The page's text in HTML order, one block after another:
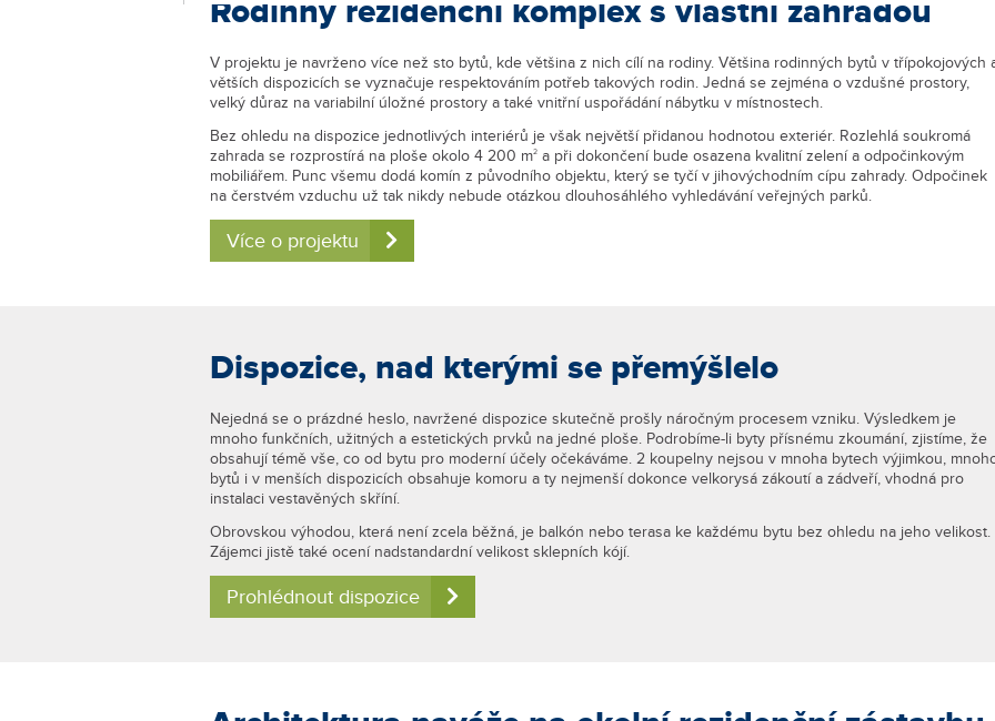
Rodinný rezidenční komplex s vlastní zahradou
V projektu je navrženo více než sto bytů, kde většina z nich cílí na rodiny. Většina rodinných bytů v třípokojových
větších dispozicích se vyznačuje respektováním potřeb takových rodin. Jedná se zejména o vzdušné prostory,
velký důraz na variabilní úložné prostory a také vnitřní uspořádání nábytku v místnostech.
Bez ohledu na dispozice jednotlivých interiérů je však největší přidanou hodnotou exteriér. Rozlehlá soukromá
zahrada se rozprostírá na ploše okolo 4 200 m2a při dokončení bude osazena kvalitní zelení a odpočinkovým
mobiliářem. Punc všemu dodá komín z původního objektu, který se tyčí v jihovýchodním cípu zahrady. Odpočinek
na čerstvém vzduchu už tak nikdy nebude otázkou dlouhosáhlého vyhledávání veřejných parků.
Více o projektu
Dispozice, nad kterými se přemýšlelo
Nejedná se o prázdné heslo, navržené dispozice skutečně prošly náročným procesem vzniku. Výsledkem je
mnoho funkčních, užitných a estetických prvků na jedné ploše. Podrobíme-li byty přísnému zkoumání, zjistíme, že
obsahují témě vše, co od bytu pro moderní účely očekáváme. 2 koupelny nejsou v mnoha bytech výjimkou,
bytů i v menších dispozicích obsahuje komoru a ty nejmenší dokonce velkorysá zákoutí a zádveří, vhodná pro
instalaci vestavěných skříní.
Obrovskou výhodou, která není zcela běžná, je balkón nebo terasa ke každému bytu bez ohledu na jeho velikost.
Zájemci jistě také ocení nadstandardní velikost sklepních kójí.
Prohlédnout dispozice